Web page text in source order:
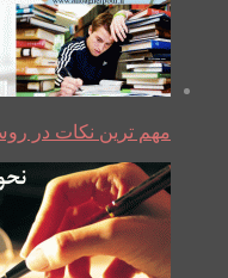
مهم ترین نکات در